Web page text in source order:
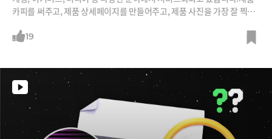
카피를 써주고, 제품 상세페이지를 만들어주고, 제품 사진을 가장 잘 찍어
되고 있습니다.인간 마케터와 사진작가, 기자를 대체하고 있는 걸까요? 아
19